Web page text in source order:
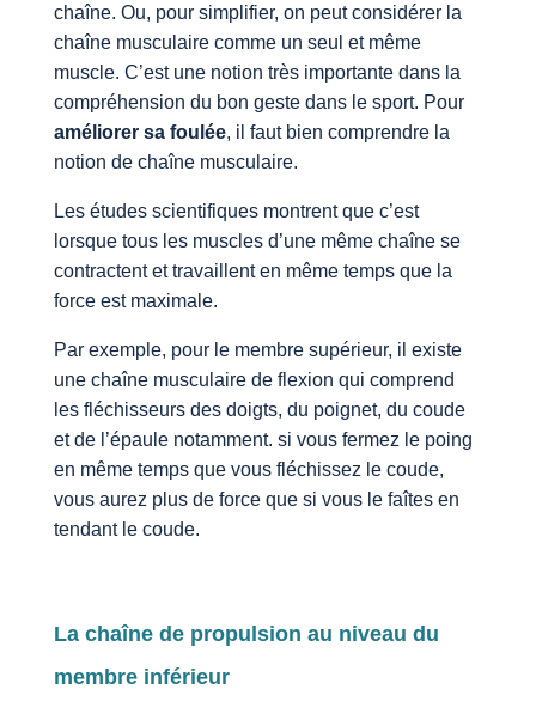
chaîne. Ou, pour simplifier, on peut considérer la
chaîne musculaire comme un seul et même
muscle. C’est une notion très importante dans la
compréhension du bon geste dans le sport. Pour
améliorer sa foulée, il faut bien comprendre la
notion de chaîne musculaire.
Les études scientifiques montrent que c’est
lorsque tous les muscles d’une même chaîne se
contractent et travaillent en même temps que la
force est maximale.
Par exemple, pour le membre supérieur, il existe
une chaîne musculaire de flexion qui comprend
les fléchisseurs des doigts, du poignet, du coude
et de l’épaule notamment. si vous fermez le poing
en même temps que vous fléchissez le coude,
vous aurez plus de force que si vous le faîtes en
tendant le coude.
La chaîne de propulsion au niveau du
membre inférieur